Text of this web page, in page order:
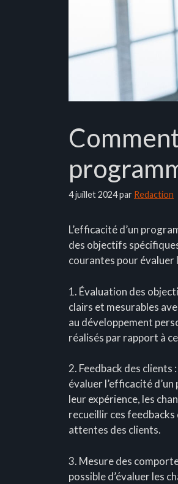
4 juillet 2024par Redaction
L’efficacité d’un
des objectifs
courantes pour évaluer
1. Évaluation des
clairs et mesurables
au développement
réalisés par rapport à
2. Feedback des
évaluer l’efficacité
leur expérience, les
recueillir ces
attentes des clients.
3. Mesure des
possible d’évaluer les